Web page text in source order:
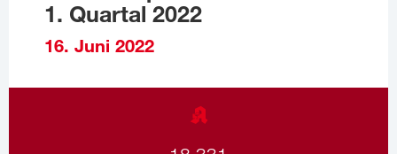
1. Quartal 2022
16. Juni 2022